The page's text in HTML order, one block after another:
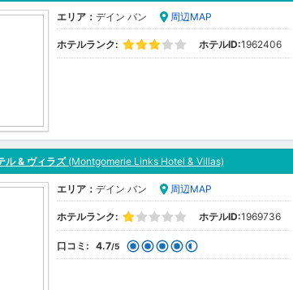
エリア： デイン バン 周辺MAP
ホテルランク: ホテルID:1962406
ル & ヴィラズ(Montgomerie Links Hotel & Villas)
エリア： デイン バン 周辺MAP
ホテルランク: ホテルID:1969736
口コミ: 4.7/5